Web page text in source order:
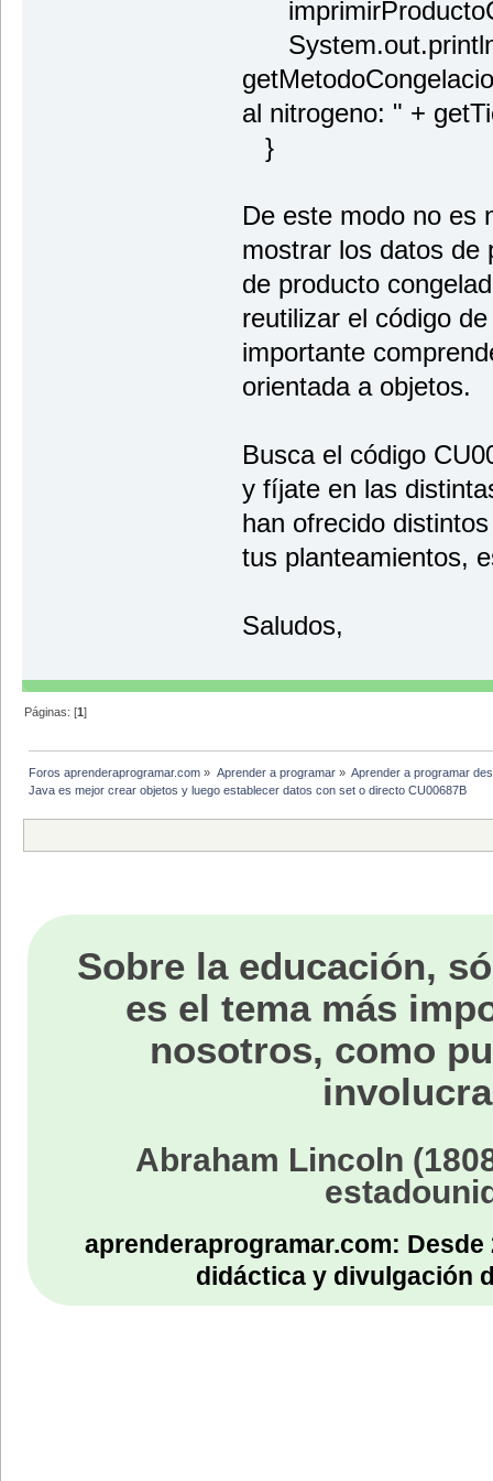
al nitrogeno: " +
}
De este modo no es
mostrar los datos de
de producto
reutilizar el código
importante
orientada a objetos.
Busca el código
y fíjate en las
han ofrecido
tus planteamientos,
Saludos,
Páginas: [1]
Foros aprenderaprogramar.com » Aprender a programar» Aprender a programar
Java es mejor crear objetos y luego establecer datos con set o directo CU00687B
Sobre la educación,
es el tema más
nosotros, como
Abraham Lincoln
aprenderaprogramar.com:
didáctica y divulgación